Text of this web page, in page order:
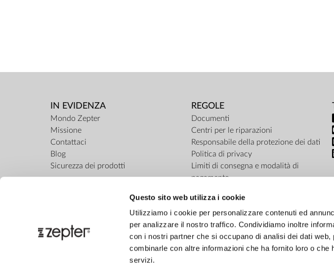
Questo sito web utilizza i cookie
Utilizziamo i cookie per personalizzare contenuti ed
per analizzare il nostro traffico. Condividiamo inoltre
con i nostri partner che si occupano di analisi dei dati
combinarle con altre informazioni che ha fornito loro o che
servizi.
IN EVIDENZA
Mondo Zepter
Missione
Contattaci
Blog
Sicurezza dei prodotti
REGOLE
Documenti
Centri per le riparazioni
Responsabile della protezione dei dati
Politica di privacy
Limiti di consegna e modalità di
pagamento
Regolamento del negozio online